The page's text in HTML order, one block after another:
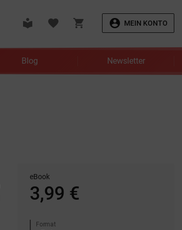
local_library favorite shopping_cart account_circle MEIN KONTO
Blog Newsletter
eBook
3,99 €
Format